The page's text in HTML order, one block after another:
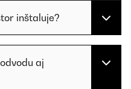
inštaluje?
aj